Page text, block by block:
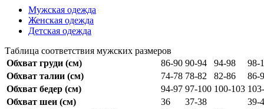
Мужская одежда
Женская одежда
Детская одежда
Таблица соответствия мужских размеров
Обхват груди (см)
86-90 90-94 94-98
98-
Обхват талии (см)
74-78 78-82 82-86
86-
Обхват бедер (см)
94-97 97-100 100-103
Обхват шеи (см)
36 37-38
39-